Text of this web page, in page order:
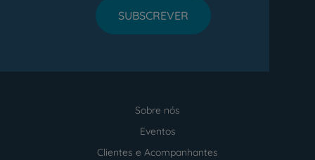
SUBSCREVER
Sobre nós
Eventos
Clientes e Acompanhantes